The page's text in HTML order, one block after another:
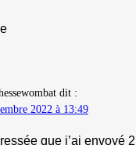
dit :
2022 à 13:49
que j’ai envoyé 2